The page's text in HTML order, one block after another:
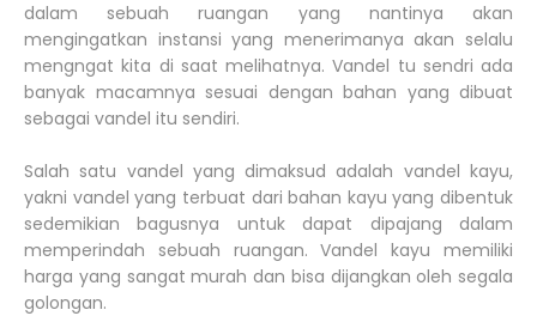
dalam sebuah ruangan yang nantinya akan
mengingatkan instansi yang menerimanya akan selalu
mengngat kita di saat melihatnya. Vandel tu sendri ada
banyak macamnya sesuai dengan bahan yang dibuat
sebagai vandel itu sendiri.
Salah satu vandel yang dimaksud adalah vandel kayu,
yakni vandel yang terbuat dari bahan kayu yang dibentuk
sedemikian bagusnya untuk dapat dipajang dalam
memperindah sebuah ruangan. Vandel kayu memiliki
harga yang sangat murah dan bisa dijangkan oleh segala
golongan.